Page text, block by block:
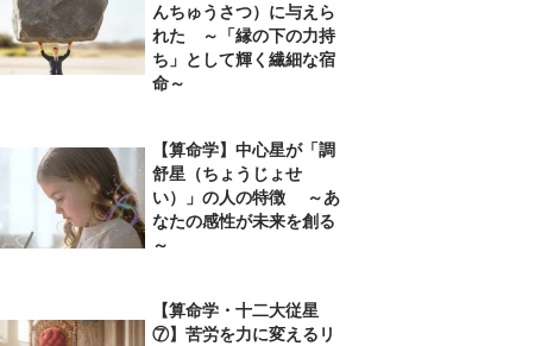
んちゅうさつ）に与えら
れた ～「縁の下の力持
ち」として輝く繊細な宿
命～
【算命学】中心星が「調
舒星（ちょうじょせ
い）」の人の特徴 ～あ
なたの感性が未来を創る
～
【算命学・十二大従星
⑦】苦労を力に変えるリ